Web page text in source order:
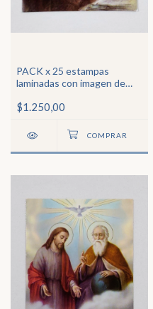
PACK x 25 estampas
laminadas con imagen de
$1.250,00